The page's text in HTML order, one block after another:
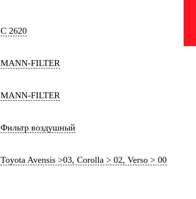
C 2620
MANN-FILTER
MANN-FILTER
Фильтр воздушный
Toyota Avensis >03, Corolla > 02, Verso > 00